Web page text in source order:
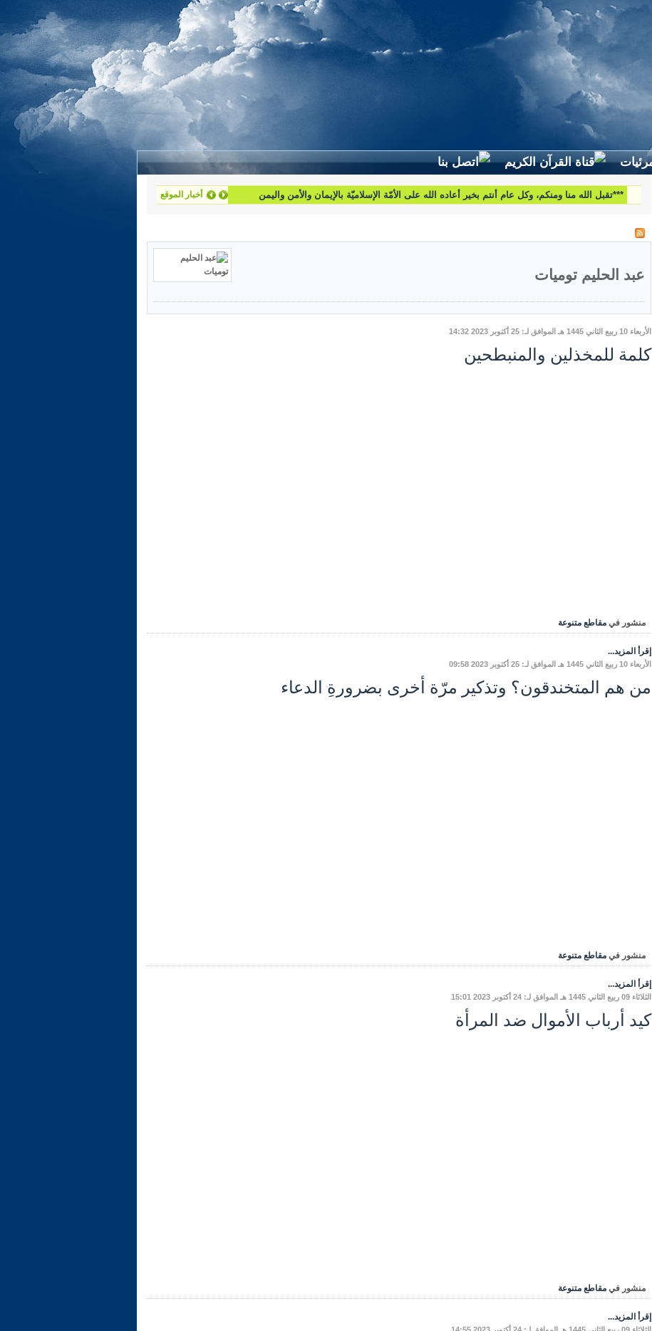
أخبار الموقع
لطرح استفساراتكم وأسئلتكم واقتراحاتكم اتّصلوا بنا على البريد التّالي:
عبد الحليم توميات
الأربعاء 10 ربيع الثاني 1445 هـ الموافق لـ: 25 أكتوبر 2023 14:32
كلمة للمخذلين والمنبطحين
منشور في مقاطع متنوعة
إقرأ المزيد...
الأربعاء 10 ربيع الثاني 1445 هـ الموافق لـ: 25 أكتوبر 2023 09:58
من هم المتخندقون؟ وتذكير مرّة أخرى بضرورةِ الدعاء
منشور في مقاطع متنوعة
إقرأ المزيد...
الثلاثاء 09 ربيع الثاني 1445 هـ الموافق لـ: 24 أكتوبر 2023 15:01
كيد أرباب الأموال ضد المرأة
منشور في مقاطع متنوعة
إقرأ المزيد...